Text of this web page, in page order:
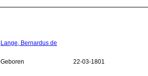
Lange, Bernardus de
Geboren 22-03-1801